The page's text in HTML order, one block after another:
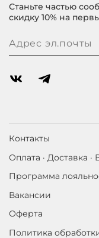
Контакты
Оплата · Доставка ·
Программа
Вакансии
Оферта
Политика
Станьте частью
скидку 10% на